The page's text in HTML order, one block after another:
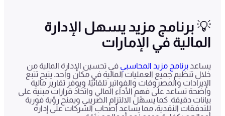
💡 برنامج مزيد يسهل الإدارة
المالية في الإمارات
يساعدبرنامج مزيد المحاسبي في تحسين الإدارة المالية من
خلال تنظيم جميع العمليات المالية في مكان واحد. يتيح تتبع
الإيرادات والمصروفات والفواتير تلقائيًا، ويوفر تقارير مالية
واضحة تساعد على فهم الأداء المالي واتخاذ قرارات مبنية على
بيانات دقيقة. كما يسهّل الالتزام الضريبي ويمنح رؤية فورية
للتدفقات النقدية، مما يساعد أصحاب الشركات على إدارة